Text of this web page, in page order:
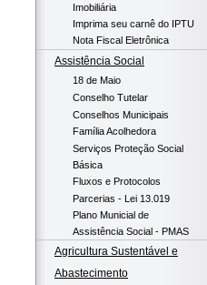
Imobiliária
Imprima seu carnê do IPTU
Nota Fiscal Eletrônica
Assistência Social
18 de Maio
Conselho Tutelar
Conselhos Municipais
Família Acolhedora
Serviços Proteção Social
Básica
Fluxos e Protocolos
Parcerias - Lei 13.019
Plano Municial de
Assistência Social - PMAS
Agricultura Sustentável e
Abastecimento